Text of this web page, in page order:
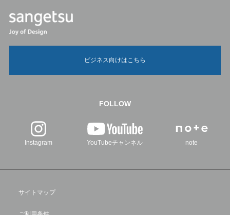
ビジネス向けはこちら
FOLLOW
Instagram YouTubeチャンネル note
サイトマップ